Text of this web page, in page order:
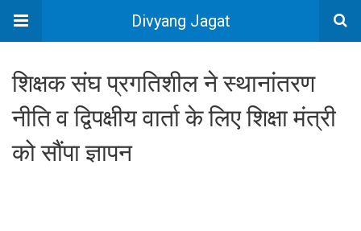
Divyang Jagat
शिक्षक संघ प्रगतिशील ने स्थानांतरण
नीति व द्विपक्षीय वार्ता के लिए शिक्षा मंत्री
को सौंपा ज्ञापन